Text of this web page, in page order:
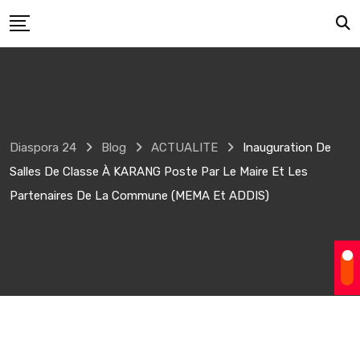
to
Diaspora 24 Blog ACTUALITE
Inauguration De
Salles De Classe À KARANG Poste Par Le Maire Et Les
Partenaires De La Commune (MEMA Et ADDIS)